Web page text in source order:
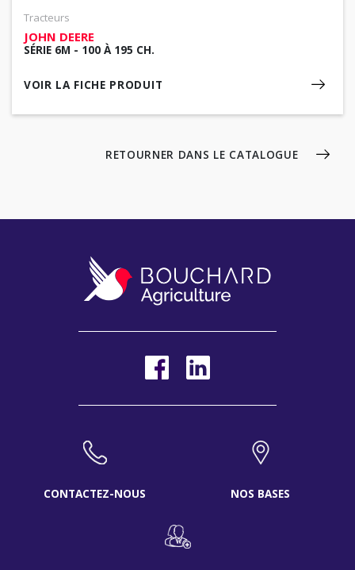
Tracteurs
JOHN DEERE
SÉRIE 6M - 100 À 195 CH.
VOIR LA FICHE PRODUIT
RETOURNER DANS LE CATALOGUE
CONTACTEZ-NOUS NOS BASES